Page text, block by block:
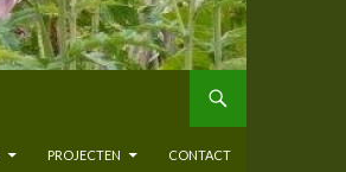
PROJECTEN CONTACT